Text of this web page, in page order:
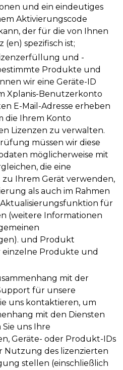
und ein eindeutiges
Aktivierungscode
der für die von Ihnen
(en) spezifisch ist;
und -
Produkte und
wir eine Geräte-ID
Xplanis-Benutzerkonto
E-Mail-Adresse erheben
die Ihrem Konto
Lizenzen zu verwalten.
müssen wir diese
möglicherweise mit
die eine
Ihrem Gerät verwenden,
als auch im Rahmen
für
(weitere Informationen
und Produkt
Produkte und
mit der
für unsere
uns kontaktieren, um
mit den Diensten
uns Ihre
Geräte- oder Produkt-IDs
Nutzung des lizenzierten
stellen (einschließlich